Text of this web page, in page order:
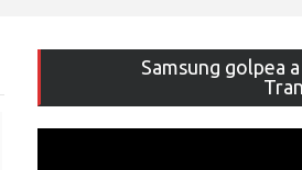
Samsung golpea